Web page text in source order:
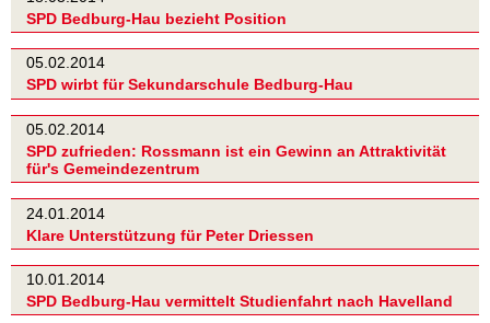
SPD Bedburg-Hau bezieht Position
05.02.2014
SPD wirbt für Sekundarschule Bedburg-Hau
05.02.2014
SPD zufrieden: Rossmann ist ein Gewinn an Attraktivität
für's Gemeindezentrum
24.01.2014
Klare Unterstützung für Peter Driessen
10.01.2014
SPD Bedburg-Hau vermittelt Studienfahrt nach Havelland